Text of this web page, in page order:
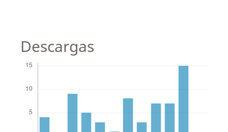
Descargas